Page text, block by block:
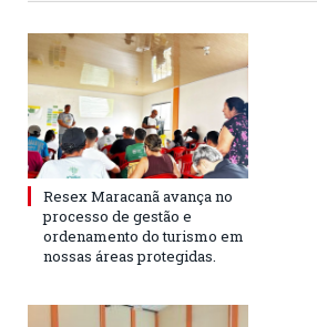
Resex Maracanã avança no
processo de gestão e
ordenamento do turismo em
nossas áreas protegidas.